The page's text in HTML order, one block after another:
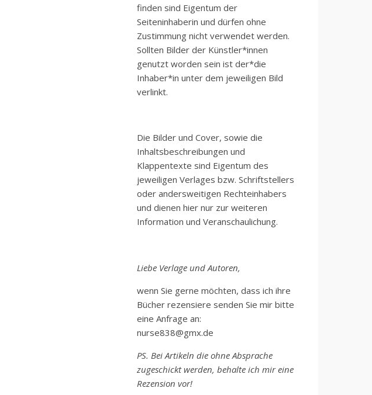
finden sind Eigentum der
Seiteninhaberin und dürfen ohne
Zustimmung nicht verwendet werden.
Sollten Bilder der Künstler*innen
genutzt worden sein ist der*die
Inhaber*in unter dem jeweiligen Bild
verlinkt.
Die Bilder und Cover, sowie die
Inhaltsbeschreibungen und
Klappentexte sind Eigentum des
jeweiligen Verlages bzw. Schriftstellers
oder andersweitigen Rechteinhabers
und dienen hier nur zur weiteren
Information und Veranschaulichung.
Liebe Verlage und Autoren,
wenn Sie gerne möchten, dass ich ihre
Bücher rezensiere senden Sie mir bitte
eine Anfrage an:
nurse838@gmx.de
PS. Bei Artikeln die ohne Absprache
zugeschickt werden, behalte ich mir eine
Rezension vor!